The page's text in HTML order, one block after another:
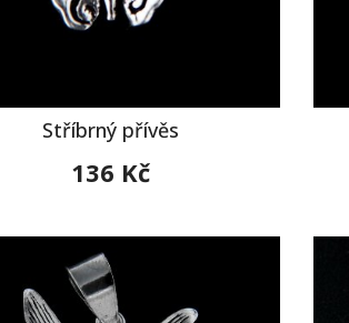
Stříbrný přívěs
136 Kč